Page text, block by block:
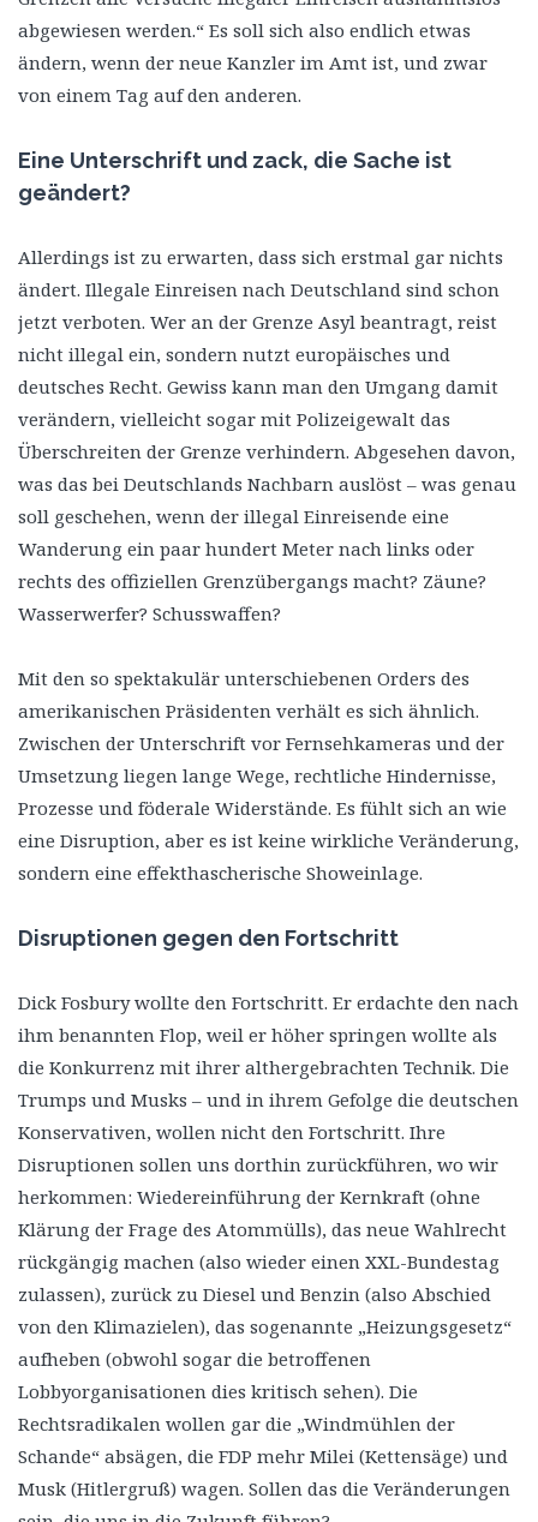
abgewiesen werden.“ Es soll sich also endlich etwas
ändern, wenn der neue Kanzler im Amt ist, und zwar
von einem Tag auf den anderen.
Eine Unterschrift und zack, die Sache ist
geändert?
Allerdings ist zu erwarten, dass sich erstmal gar nichts
ändert. Illegale Einreisen nach Deutschland sind schon
jetzt verboten. Wer an der Grenze Asyl beantragt, reist
nicht illegal ein, sondern nutzt europäisches und
deutsches Recht. Gewiss kann man den Umgang damit
verändern, vielleicht sogar mit Polizeigewalt das
Überschreiten der Grenze verhindern. Abgesehen davon,
was das bei Deutschlands Nachbarn auslöst – was genau
soll geschehen, wenn der illegal Einreisende eine
Wanderung ein paar hundert Meter nach links oder
rechts des offiziellen Grenzübergangs macht? Zäune?
Wasserwerfer? Schusswaffen?
Mit den so spektakulär unterschiebenen Orders des
amerikanischen Präsidenten verhält es sich ähnlich.
Zwischen der Unterschrift vor Fernsehkameras und der
Umsetzung liegen lange Wege, rechtliche Hindernisse,
Prozesse und föderale Widerstände. Es fühlt sich an wie
eine Disruption, aber es ist keine wirkliche Veränderung,
sondern eine effekthascherische Showeinlage.
Disruptionen gegen den Fortschritt
Dick Fosbury wollte den Fortschritt. Er erdachte den nach
ihm benannten Flop, weil er höher springen wollte als
die Konkurrenz mit ihrer althergebrachten Technik. Die
Trumps und Musks – und in ihrem Gefolge die deutschen
Konservativen, wollen nicht den Fortschritt. Ihre
Disruptionen sollen uns dorthin zurückführen, wo wir
herkommen: Wiedereinführung der Kernkraft (ohne
Klärung der Frage des Atommülls), das neue Wahlrecht
rückgängig machen (also wieder einen XXL-Bundestag
zulassen), zurück zu Diesel und Benzin (also Abschied
von den Klimazielen), das sogenannte „Heizungsgesetz“
aufheben (obwohl sogar die betroffenen
Lobbyorganisationen dies kritisch sehen). Die
Rechtsradikalen wollen gar die „Windmühlen der
Schande“ absägen, die FDP mehr Milei (Kettensäge) und
Musk (Hitlergruß) wagen. Sollen das die Veränderungen